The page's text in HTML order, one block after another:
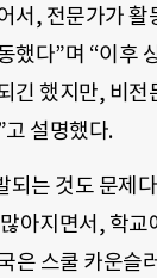
서, 전문가가
했다”며 “이후
긴 했지만, 비
설명했다.
되는 것도 문제
아지면서, 학
은 스쿨 카운